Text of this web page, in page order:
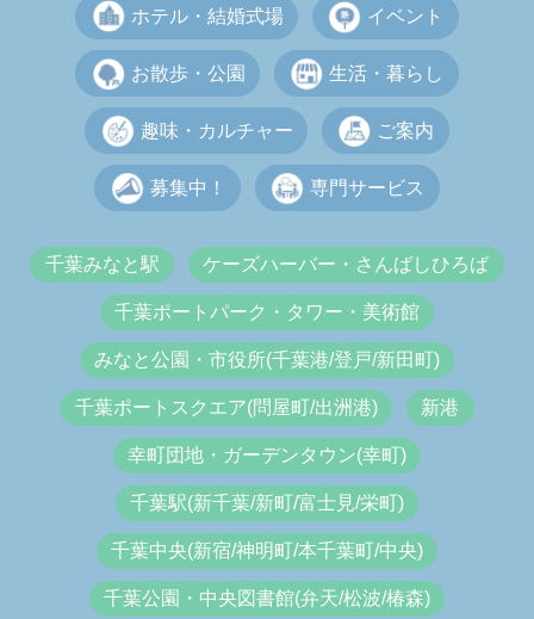
ホテル・結婚式場 イベント
お散歩・公園 生活・暮らし
趣味・カルチャー ご案内
募集中！ 専門サービス
千葉みなと駅 ケーズハーバー・さんばしひろば
千葉ポートパーク・タワー・美術館
みなと公園・市役所(千葉港/登戸/新田町)
千葉ポートスクエア(問屋町/出洲港) 新港
幸町団地・ガーデンタウン(幸町)
千葉駅(新千葉/新町/富士見/栄町)
千葉中央(新宿/神明町/本千葉町/中央)
千葉公園・中央図書館(弁天/松波/椿森)